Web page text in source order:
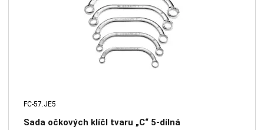
FC-57.JE5
Sada očkových klíčl tvaru „C“ 5-dílná